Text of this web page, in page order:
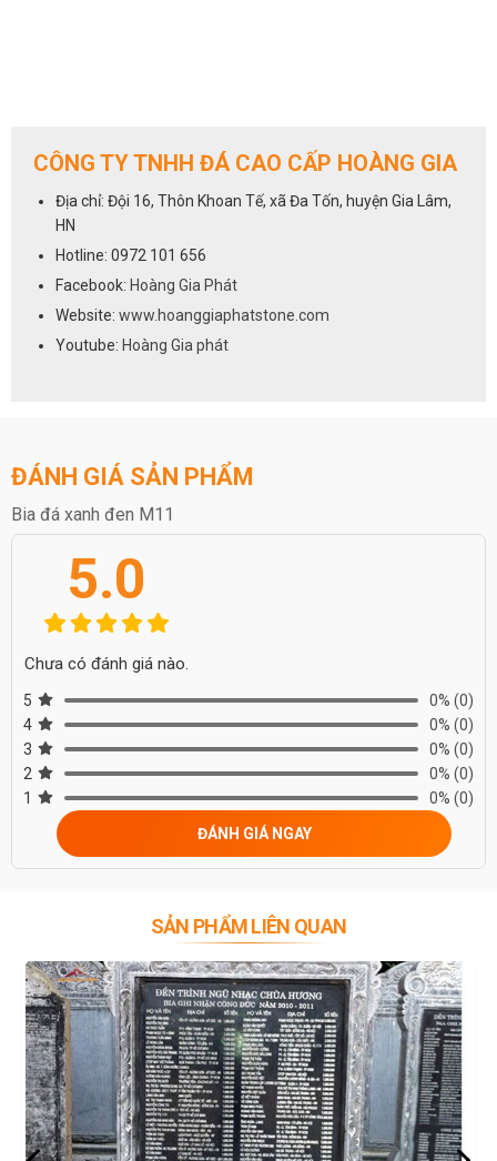
CÔNG TY TNHH ĐÁ CAO CẤP HOÀNG GIA
Địa chỉ: Đội 16, Thôn Khoan Tế, xã Đa Tốn, huyện Gia Lâm,
HN
Hotline: 0972 101 656
Facebook: Hoàng Gia Phát
Website: www.hoanggiaphatstone.com
Youtube: Hoàng Gia phát
ĐÁNH GIÁ SẢN PHẨM
Bia đá xanh đen M11
5.0
Chưa có đánh giá nào.
5 0% (0)
4
0% (0)
3
0% (0)
2
0% (0)
1
0% (0)
ĐÁNH GIÁ NGAY
SẢN PHẨM LIÊN QUAN